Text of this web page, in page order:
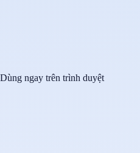
Dùng ngay trên trình duyệt